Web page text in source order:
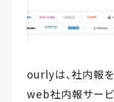
ourlyは、社内報
web社内報サービ